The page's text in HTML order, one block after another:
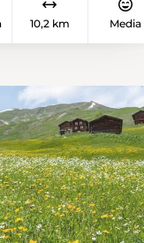
die
die bis
10,2 km Media